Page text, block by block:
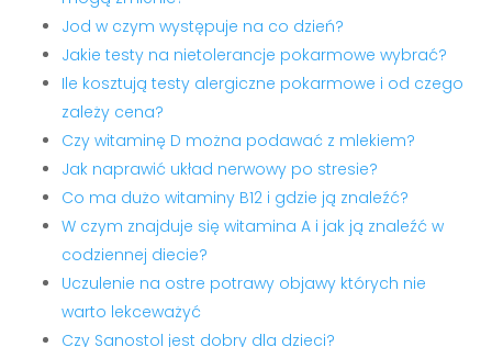
Jod w czym występuje na co dzień?
Jakie testy na nietolerancje pokarmowe wybrać?
Ile kosztują testy alergiczne pokarmowe i od czego
zależy cena?
Czy witaminę D można podawać z mlekiem?
Jak naprawić układ nerwowy po stresie?
Co ma dużo witaminy B12 i gdzie ją znaleźć?
W czym znajduje się witamina A i jak ją znaleźć w
codziennej diecie?
Uczulenie na ostre potrawy objawy których nie
warto lekceważyć
Czy Sanostol jest dobry dla dzieci?